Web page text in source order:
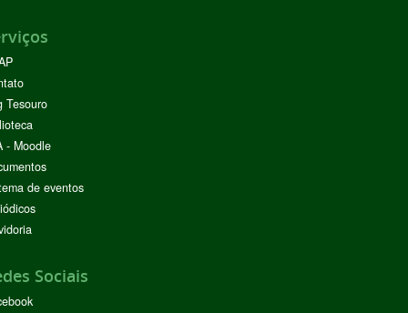
Tesouro
- Moodle
de eventos
Sociais